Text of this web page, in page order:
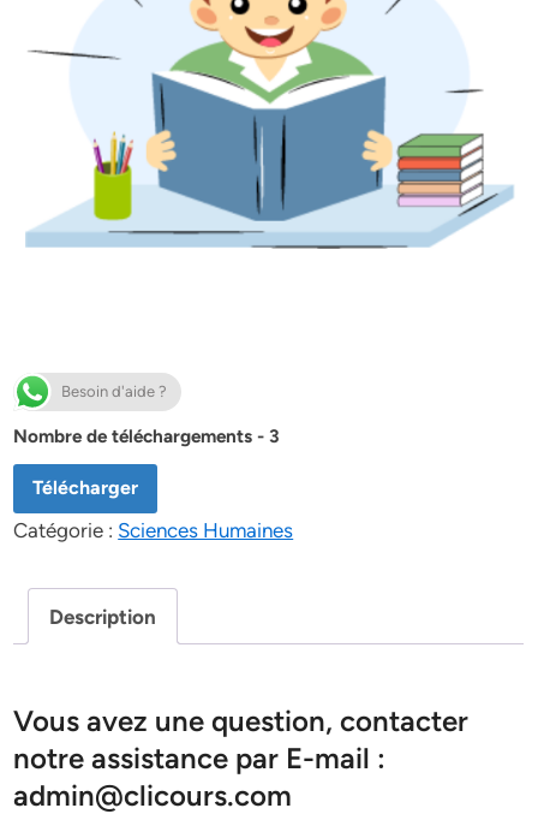
Besoin d'aide ?
Nombre de téléchargements - 3
Télécharger
Catégorie : Sciences Humaines
Description
Vous avez une question, contacter
notre assistance par E-mail :
admin@clicours.com